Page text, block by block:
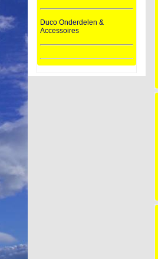
Duco Onderdelen &
Accessoires